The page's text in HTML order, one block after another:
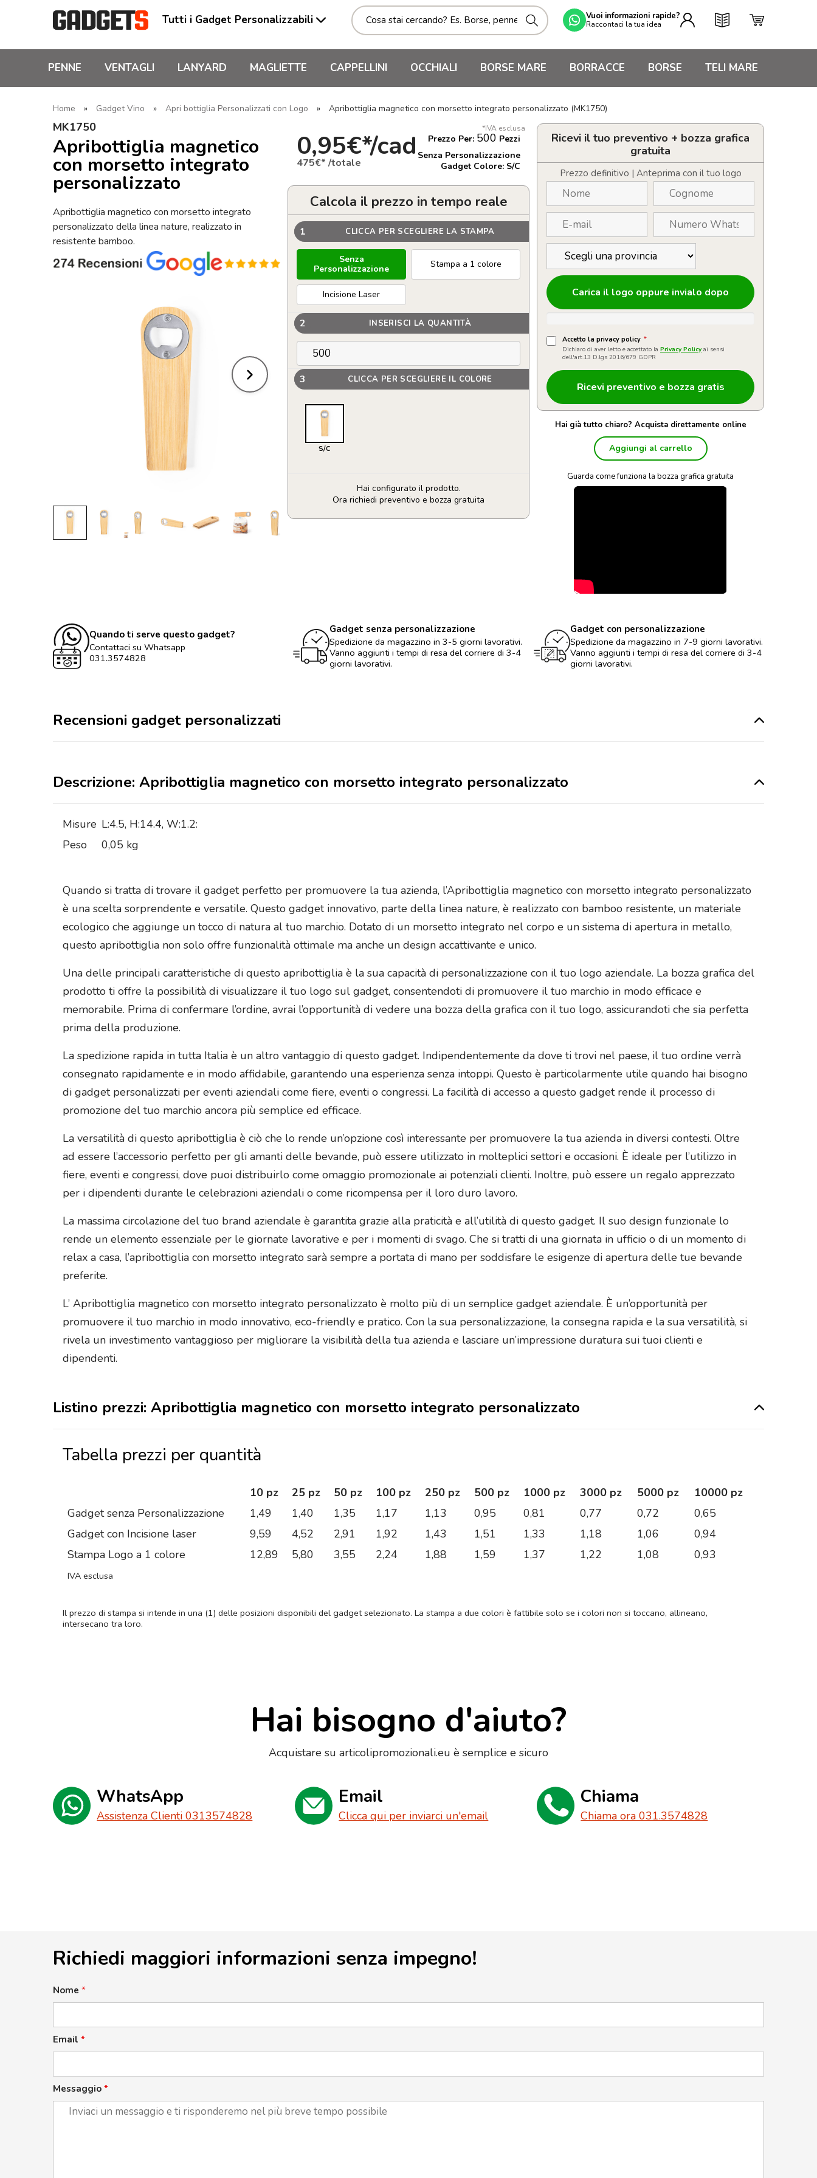
Tutti i Gadget Personalizzabili Vuoi informazioni rapide?
Raccontaci la tua idea
PENNE VENTAGLI LANYARD MAGLIETTE CAPPELLINI OCCHIALI BORSE MARE BORRACCE BORSE TELI MARE
Home » Gadget Vino » Apri bottiglia Personalizzati con Logo » Apribottiglia magnetico con morsetto integrato personalizzato (MK1750)
MK1750
Apribottiglia magnetico
con morsetto integrato
personalizzato
Apribottiglia magnetico con morsetto integrato
personalizzato della linea nature, realizzato in
resistente bamboo.
*IVA esclusa
0,95€*/cad
475€* /totale
Prezzo Per: 500 Pezzi
Senza Personalizzazione
Gadget Colore: S/C
Calcola il prezzo in tempo reale
1 CLICCA PER SCEGLIERE LA STAMPA
Senza
Personalizzazione
Stampa a 1 colore
Incisione Laser
2 INSERISCI LA QUANTITÀ
3 CLICCA PER SCEGLIERE IL COLORE
S/C
Hai configurato il prodotto.
Ora richiedi preventivo e bozza gratuita
Apribottiglia
Ricevi il tuo preventivo + bozza grafica
gratuita
Prezzo definitivo | Anteprima con il tuo logo
Carica il logo oppure invialo dopo
Accetto la privacy policy *
Dichiaro di aver letto e accettato la Privacy Policy ai sensi
dell'art.13 D.lgs 2016/679 GDPR
Hai già tutto chiaro? Acquista direttamente online
Aggiungi al carrello
Guarda come funziona la bozza grafica gratuita
Quando ti serve questo gadget?
Contattaci su Whatsapp
031.3574828
Gadget senza personalizzazione
Spedizione da magazzino in 3-5 giorni lavorativi.
Vanno aggiunti i tempi di resa del corriere di 3-4
giorni lavorativi.
Gadget con personalizzazione
Spedizione da magazzino in 7-9 giorni lavorativi.
Vanno aggiunti i tempi di resa del corriere di 3-4
giorni lavorativi.
Recensioni gadget personalizzati
Descrizione: Apribottiglia magnetico con morsetto integrato personalizzato
Misure L:4.5, H:14.4, W:1.2:
Peso
0,05 kg
Quando si tratta di trovare il gadget perfetto per promuovere la tua azienda, l’Apribottiglia magnetico con morsetto integrato personalizzato
è una scelta sorprendente e versatile. Questo gadget innovativo, parte della linea nature, è realizzato con bamboo resistente, un materiale
ecologico che aggiunge un tocco di natura al tuo marchio. Dotato di un morsetto integrato nel corpo e un sistema di apertura in metallo,
questo apribottiglia non solo offre funzionalità ottimale ma anche un design accattivante e unico.
Una delle principali caratteristiche di questo apribottiglia è la sua capacità di personalizzazione con il tuo logo aziendale. La bozza grafica del
prodotto ti offre la possibilità di visualizzare il tuo logo sul gadget, consentendoti di promuovere il tuo marchio in modo efficace e
memorabile. Prima di confermare l’ordine, avrai l’opportunità di vedere una bozza della grafica con il tuo logo, assicurandoti che sia perfetta
prima della produzione.
La spedizione rapida in tutta Italia è un altro vantaggio di questo gadget. Indipendentemente da dove ti trovi nel paese, il tuo ordine verrà
consegnato rapidamente e in modo affidabile, garantendo una esperienza senza intoppi. Questo è particolarmente utile quando hai bisogno
di gadget personalizzati per eventi aziendali come fiere, eventi o congressi. La facilità di accesso a questo gadget rende il processo di
promozione del tuo marchio ancora più semplice ed efficace.
La versatilità di questo apribottiglia è ciò che lo rende un’opzione così interessante per promuovere la tua azienda in diversi contesti. Oltre
ad essere l’accessorio perfetto per gli amanti delle bevande, può essere utilizzato in molteplici settori e occasioni. È ideale per l’utilizzo in
fiere, eventi e congressi, dove puoi distribuirlo come omaggio promozionale ai potenziali clienti. Inoltre, può essere un regalo apprezzato
per i dipendenti durante le celebrazioni aziendali o come ricompensa per il loro duro lavoro.
La massima circolazione del tuo brand aziendale è garantita grazie alla praticità e all’utilità di questo gadget. Il suo design funzionale lo
rende un elemento essenziale per le giornate lavorative e per i momenti di svago. Che si tratti di una giornata in ufficio o di un momento di
relax a casa, l’apribottiglia con morsetto integrato sarà sempre a portata di mano per soddisfare le esigenze di apertura delle tue bevande
preferite.
L’ Apribottiglia magnetico con morsetto integrato personalizzato è molto più di un semplice gadget aziendale. È un’opportunità per
promuovere il tuo marchio in modo innovativo, eco-friendly e pratico. Con la sua personalizzazione, la consegna rapida e la sua versatilità, si
rivela un investimento vantaggioso per migliorare la visibilità della tua azienda e lasciare un’impressione duratura sui tuoi clienti e
dipendenti.
Listino prezzi: Apribottiglia magnetico con morsetto integrato personalizzato
Tabella prezzi per quantità
10 pz 25 pz 50 pz 100 pz 250 pz 500 pz 1000 pz 3000 pz 5000 pz
10000 pz
Gadget senza Personalizzazione
1,49 1,40 1,35 1,17 1,13 0,95 0,81 0,77 0,72
0,65
Gadget con Incisione laser
9,59 4,52 2,91 1,92 1,43 1,51 1,33 1,18 1,06
0,94
Stampa Logo a 1 colore
12,89 5,80 3,55 2,24 1,88 1,59 1,37 1,22 1,08 0,93
IVA esclusa
Il prezzo di stampa si intende in una (1) delle posizioni disponibili del gadget selezionato. La stampa a due colori è fattibile solo se i colori non si toccano, allineano,
intersecano tra loro.
Hai bisogno d'aiuto?
Acquistare su articolipromozionali.eu è semplice e sicuro
WhatsApp
Assistenza Clienti 0313574828
Email
Clicca qui per inviarci un'email
Chiama
Chiama ora 031.3574828
Richiedi maggiori informazioni senza impegno!
Nome *
Email *
Messaggio *